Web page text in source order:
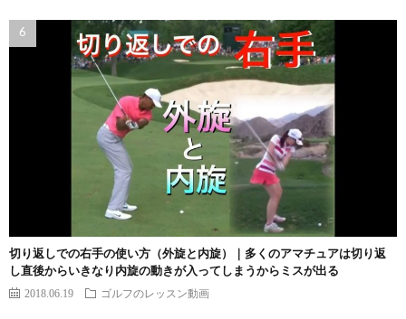
切り返しでの右手の使い方（外旋と内旋）｜多くのアマチュアは切り返
し直後からいきなり内旋の動きが入ってしまうからミスが出る
2018.06.19 ゴルフのレッスン動画